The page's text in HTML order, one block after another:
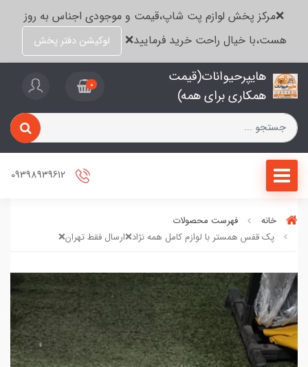
❌مرکز پخش لوازم پت شاپ،قیمت و موجودی اجناس به روز
هست،با خیال راحت خرید فرمایید❌
لوکیشن دفتر پخش
هایپرحیوانات(قیمت
همکاری برای همه)
0
خانه
فهرست محصولات
پک قفس همستر با لوازم کامل همه نژاد❌ارسال فقط تهران❌